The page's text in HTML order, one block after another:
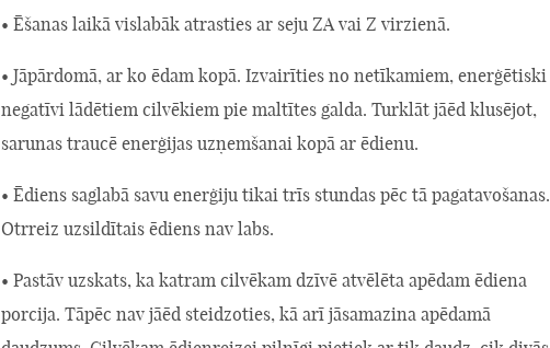
• Ēšanas laikā vislabāk atrasties ar seju ZA vai Z virzienā.
• Jāpārdomā, ar ko ēdam kopā. Izvairīties no netīkamiem, enerģētiski
negatīvi lādētiem cilvēkiem pie maltītes galda. Turklāt jāēd klusējot,
sarunas traucē enerģijas uzņemšanai kopā ar ēdienu.
• Ēdiens saglabā savu enerģiju tikai trīs stundas pēc tā pagatavošanas.
Otrreiz uzsildītais ēdiens nav labs.
• Pastāv uzskats, ka katram cilvēkam dzīvē atvēlēta apēdam ēdiena
porcija. Tāpēc nav jāēd steidzoties, kā arī jāsamazina apēdamā